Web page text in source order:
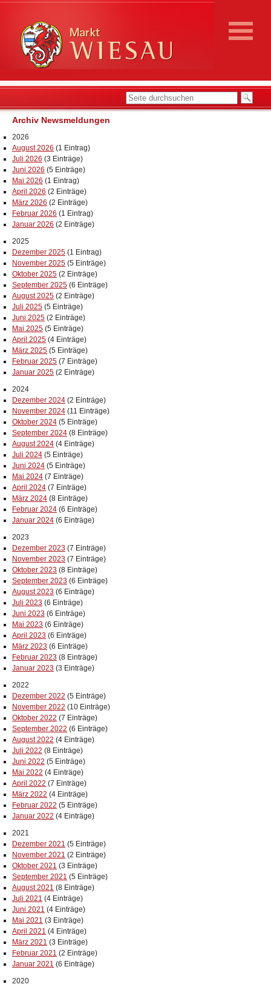
Archiv Newsmeldungen
2026
August 2026 (1 Eintrag)
Juli 2026 (3 Einträge)
Juni 2026 (5 Einträge)
Mai 2026 (1 Eintrag)
April 2026 (2 Einträge)
März 2026 (2 Einträge)
Februar 2026 (1 Eintrag)
Januar 2026 (2 Einträge)
2025
Dezember 2025 (1 Eintrag)
November 2025 (5 Einträge)
Oktober 2025 (2 Einträge)
September 2025 (6 Einträge)
August 2025 (2 Einträge)
Juli 2025 (5 Einträge)
Juni 2025 (2 Einträge)
Mai 2025 (5 Einträge)
April 2025 (4 Einträge)
März 2025 (5 Einträge)
Februar 2025 (7 Einträge)
Januar 2025 (2 Einträge)
2024
Dezember 2024 (2 Einträge)
November 2024 (11 Einträge)
Oktober 2024 (5 Einträge)
September 2024 (8 Einträge)
August 2024 (4 Einträge)
Juli 2024 (5 Einträge)
Juni 2024 (5 Einträge)
Mai 2024 (7 Einträge)
April 2024 (7 Einträge)
März 2024 (8 Einträge)
Februar 2024 (6 Einträge)
Januar 2024 (6 Einträge)
2023
Dezember 2023 (7 Einträge)
November 2023 (7 Einträge)
Oktober 2023 (8 Einträge)
September 2023 (6 Einträge)
August 2023 (6 Einträge)
Juli 2023 (6 Einträge)
Juni 2023 (6 Einträge)
Mai 2023 (6 Einträge)
April 2023 (6 Einträge)
März 2023 (6 Einträge)
Februar 2023 (8 Einträge)
Januar 2023 (3 Einträge)
2022
Dezember 2022 (5 Einträge)
November 2022 (10 Einträge)
Oktober 2022 (7 Einträge)
September 2022 (6 Einträge)
August 2022 (4 Einträge)
Juli 2022 (8 Einträge)
Juni 2022 (5 Einträge)
Mai 2022 (4 Einträge)
April 2022 (7 Einträge)
März 2022 (4 Einträge)
Februar 2022 (5 Einträge)
Januar 2022 (4 Einträge)
2021
Dezember 2021 (5 Einträge)
November 2021 (2 Einträge)
Oktober 2021 (3 Einträge)
September 2021 (5 Einträge)
August 2021 (8 Einträge)
Juli 2021 (4 Einträge)
Juni 2021 (4 Einträge)
Mai 2021 (3 Einträge)
April 2021 (4 Einträge)
März 2021 (3 Einträge)
Februar 2021 (2 Einträge)
Januar 2021 (6 Einträge)
2020